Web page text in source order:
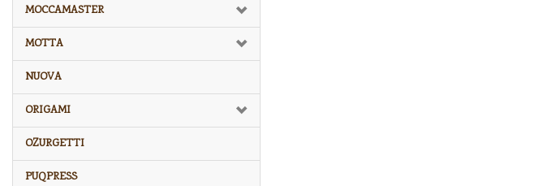
MOCCAMASTER
MOTTA
NUOVA
ORIGAMI
OZURGETTI
PUQPRESS